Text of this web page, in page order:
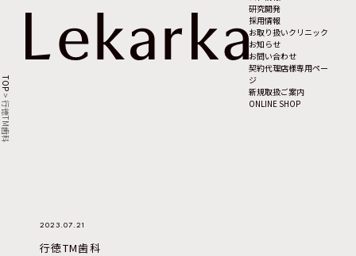
研究開発
採用情報
お取り扱いクリニック
お知らせ
お問い合わせ
契約代理店様専用ペー
ジ
新規取扱ご案内
ONLINE SHOP
TOP
>
行徳TM歯科
2023.07.21
行徳TM歯科